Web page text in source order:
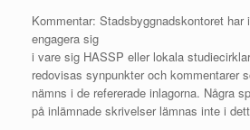
Kommentar: Stadsbyggnadskontoret har
engagera sig
i vare sig HASSP eller lokala
redovisas synpunkter och kommentarer
nämns i de refererade inlagorna. Några
på inlämnade skrivelser lämnas inte i